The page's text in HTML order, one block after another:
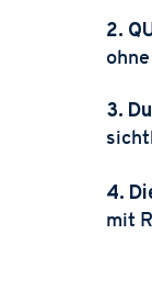
2.
3.
4.
mit